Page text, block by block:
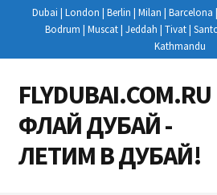
Dubai | London | Berlin | Milan | Barcelona
Bodrum | Muscat | Jeddah | Tivat |
Kathmandu
Перейти
к
навигации
Перейти
к
содержимому
FLYDUBAI.COM.RU
ФЛАЙ ДУБАЙ -
ЛЕТИМ В ДУБАЙ!